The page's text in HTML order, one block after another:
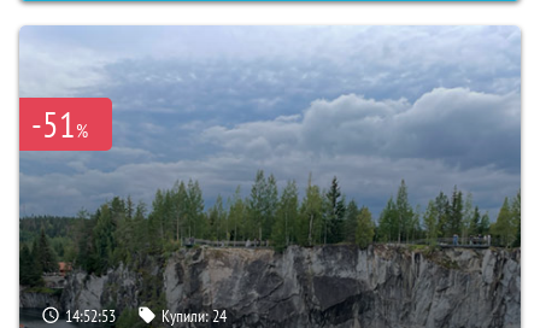
-51%
14:52:52 Купили:24